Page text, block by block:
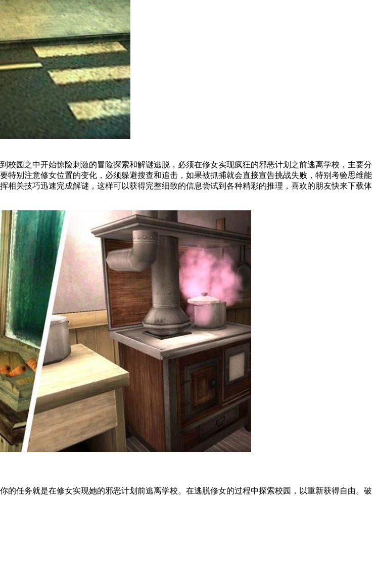
园之中开始惊险刺激的冒险探索和解谜逃脱，必须在修女实现疯狂的邪恶计划之前逃离学校，主要分
别注意修女位置的变化，必须躲避搜查和追击，如果被抓捕就会直接宣告挑战失败，特别考验思维能
关技巧迅速完成解谜，这样可以获得完整细致的信息尝试到各种精彩的推理，喜欢的朋友快来下载体
任务就是在修女实现她的邪恶计划前逃离学校。在逃脱修女的过程中探索校园，以重新获得自由。破